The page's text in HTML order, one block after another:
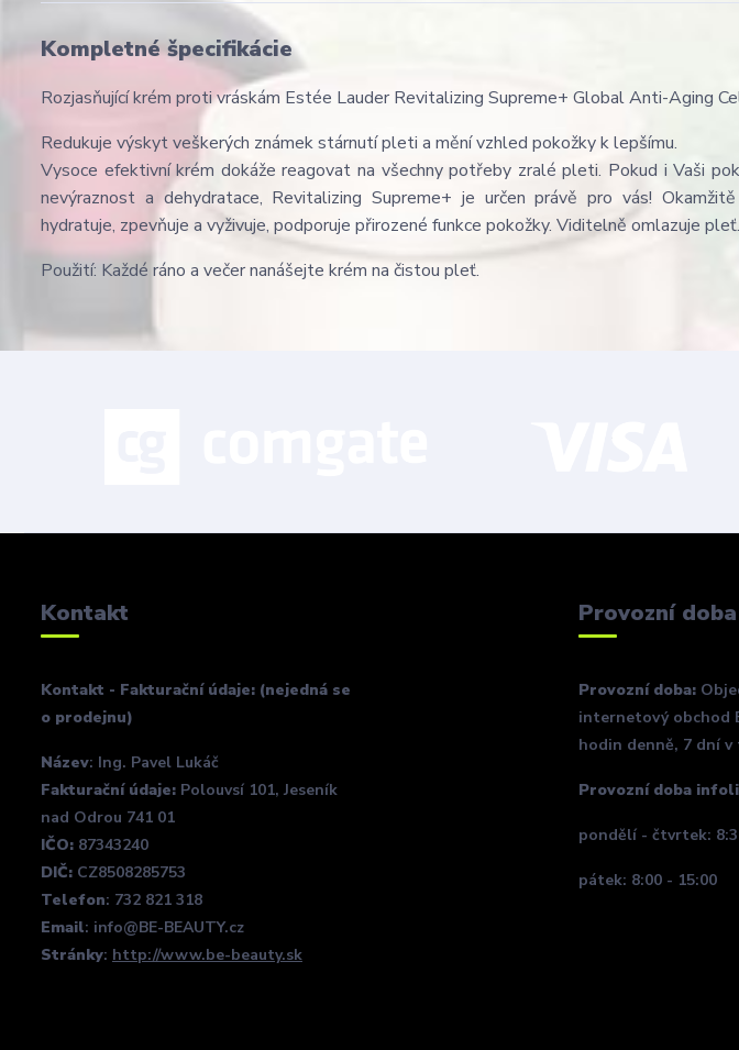
Kompletné špecifikácie
Rozjasňující krém proti vráskám Estée Lauder Revitalizing Supreme+ Global Anti-Aging
Redukuje výskyt veškerých známek stárnutí pleti a mění vzhled pokožky k lepšímu.
Vysoce efektivní krém dokáže reagovat na všechny potřeby zralé pleti. Pokud i Vaši
nevýraznost a dehydratace, Revitalizing Supreme+ je určen právě pro vás!
hydratuje, zpevňuje a vyživuje, podporuje přirozené funkce pokožky. Viditelně omlazuje pleť.
Použití: Každé ráno a večer nanášejte krém na čistou pleť.
Kontakt
Kontakt - Fakturační údaje: (nejedná se
o prodejnu)
Název: Ing. Pavel Lukáč
Fakturační údaje: Polouvsí 101, Jeseník
nad Odrou 741 01
IČO: 87343240
DIČ: CZ8508285753
Telefon: 732 821 318
Email: info@BE-BEAUTY.cz
Stránky: http://www.be-beauty.sk
Provozní doba
Provozní doba:
internetový obchod
hodin denně, 7 dní v
Provozní doba
pondělí - čtvrtek:
pátek: 8:00 - 15:00